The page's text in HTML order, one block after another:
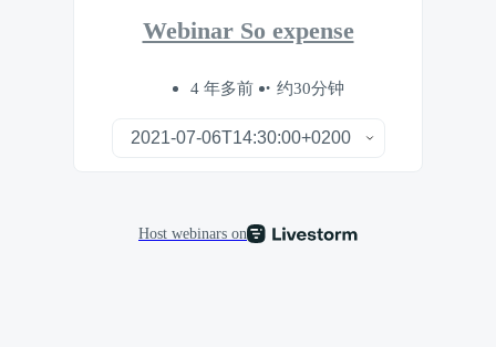
Webinar So expense
4 年多前 约30分钟
Host webinars on